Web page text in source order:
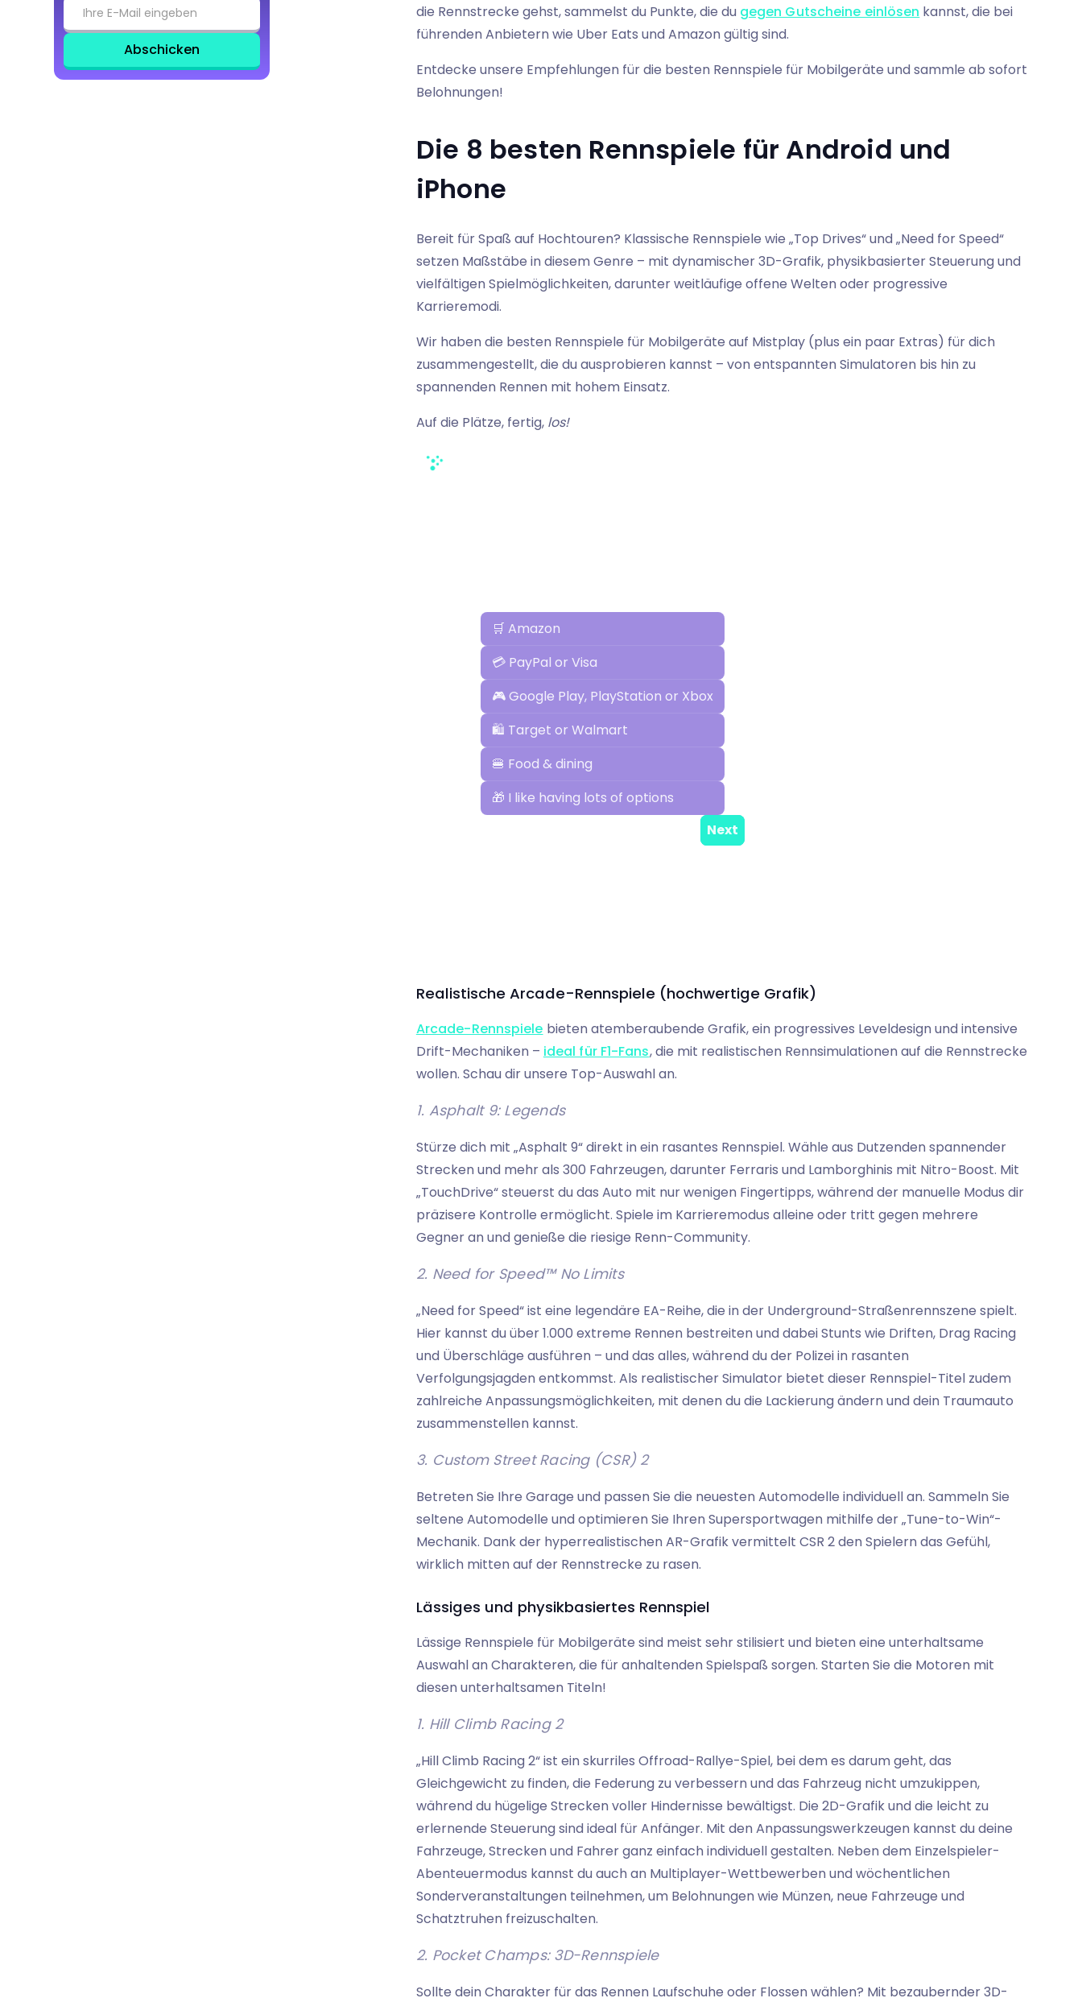
die Rennstrecke gehst, sammelst du Punkte, die du gegen Gutscheine einlösen kannst, die bei
führenden Anbietern wie Uber Eats und Amazon gültig sind.
Entdecke unsere Empfehlungen für die besten Rennspiele für Mobilgeräte und sammle ab sofort
Belohnungen!
Die 8 besten Rennspiele für Android und
iPhone
Bereit für Spaß auf Hochtouren? Klassische Rennspiele wie „Top Drives“ und „Need for Speed“
setzen Maßstäbe in diesem Genre – mit dynamischer 3D-Grafik, physikbasierter Steuerung und
vielfältigen Spielmöglichkeiten, darunter weitläufige offene Welten oder progressive
Karrieremodi.
Wir haben die besten Rennspiele für Mobilgeräte auf Mistplay (plus ein paar Extras) für dich
zusammengestellt, die du ausprobieren kannst – von entspannten Simulatoren bis hin zu
spannenden Rennen mit hohem Einsatz.
Auf die Plätze, fertig, los!
Realistische Arcade-Rennspiele (hochwertige Grafik)
Arcade-Rennspiele bieten atemberaubende Grafik, ein progressives Leveldesign und intensive
Drift-Mechaniken – ideal für F1-Fans, die mit realistischen Rennsimulationen auf die Rennstrecke
wollen. Schau dir unsere Top-Auswahl an.
1. Asphalt 9: Legends
Stürze dich mit „Asphalt 9“ direkt in ein rasantes Rennspiel. Wähle aus Dutzenden spannender
Strecken und mehr als 300 Fahrzeugen, darunter Ferraris und Lamborghinis mit Nitro-Boost. Mit
„TouchDrive“ steuerst du das Auto mit nur wenigen Fingertipps, während der manuelle Modus dir
präzisere Kontrolle ermöglicht. Spiele im Karrieremodus alleine oder tritt gegen mehrere
Gegner an und genieße die riesige Renn-Community.
2. Need for Speed™ No Limits
„Need for Speed“ ist eine legendäre EA-Reihe, die in der Underground-Straßenrennszene spielt.
Hier kannst du über 1.000 extreme Rennen bestreiten und dabei Stunts wie Driften, Drag Racing
und Überschläge ausführen – und das alles, während du der Polizei in rasanten
Verfolgungsjagden entkommst. Als realistischer Simulator bietet dieser Rennspiel-Titel zudem
zahlreiche Anpassungsmöglichkeiten, mit denen du die Lackierung ändern und dein Traumauto
zusammenstellen kannst.
3. Custom Street Racing (CSR) 2
Betreten Sie Ihre Garage und passen Sie die neuesten Automodelle individuell an. Sammeln Sie
seltene Automodelle und optimieren Sie Ihren Supersportwagen mithilfe der „Tune-to-Win“-
Mechanik. Dank der hyperrealistischen AR-Grafik vermittelt CSR 2 den Spielern das Gefühl,
wirklich mitten auf der Rennstrecke zu rasen.
Lässiges und physikbasiertes Rennspiel
Lässige Rennspiele für Mobilgeräte sind meist sehr stilisiert und bieten eine unterhaltsame
Auswahl an Charakteren, die für anhaltenden Spielspaß sorgen. Starten Sie die Motoren mit
diesen unterhaltsamen Titeln!
1. Hill Climb Racing 2
„Hill Climb Racing 2“ ist ein skurriles Offroad-Rallye-Spiel, bei dem es darum geht, das
Gleichgewicht zu finden, die Federung zu verbessern und das Fahrzeug nicht umzukippen,
während du hügelige Strecken voller Hindernisse bewältigst. Die 2D-Grafik und die leicht zu
erlernende Steuerung sind ideal für Anfänger. Mit den Anpassungswerkzeugen kannst du deine
Fahrzeuge, Strecken und Fahrer ganz einfach individuell gestalten. Neben dem Einzelspieler-
Abenteuermodus kannst du auch an Multiplayer-Wettbewerben und wöchentlichen
Sonderveranstaltungen teilnehmen, um Belohnungen wie Münzen, neue Fahrzeuge und
Schatztruhen freizuschalten.
2. Pocket Champs: 3D-Rennspiele
Sollte dein Charakter für das Rennen Laufschuhe oder Flossen wählen? Mit bezaubernder 3D-